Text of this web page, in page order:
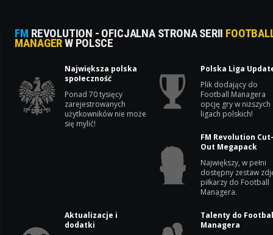
FM REVOLUTION - OFICJALNA STRONA SERII
MANAGERW POLSCE
Największa polska
społeczność
Ponad 70 tysięcy
zarejestrowanych
użytkowników nie może
się mylić!
Polska Liga
Plik dodający do
Football Managera
opcję gry w niższych
ligach polskich!
FM Revolution
Out Megapack
Największy, w pełni
dostępny zestaw
piłkarzy do Football
Managera.
Aktualizacje i
dodatki
Talenty do
Managera